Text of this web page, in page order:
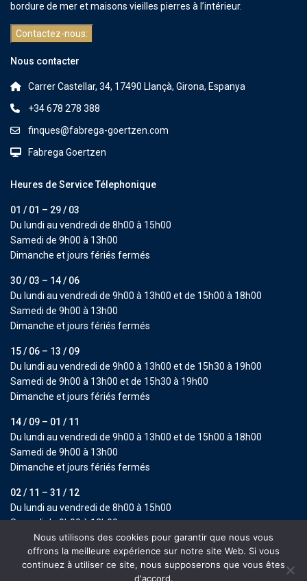
bordure de mer et maisons vieilles pierres à l’intérieur.
Contactez-nous:
Nous contacter
Carrer Castellar, 34, 17490 Llançà, Girona, Espanya
+34 678 278 388
finques@fabrega-goertzen.com
Fabrega Goertzen
Heures de Service Télephonique
01 / 01 – 29 / 03
Du lundi au vendredi de 8h00 à 15h00
Samedi de 9h00 à 13h00
Dimanche et jours fériés fermés
30 / 03 – 14 / 06
Du lundi au vendredi de 9h00 à 13h00 et de 15h00 à 18h00
Samedi de 9h00 à 13h00
Dimanche et jours fériés fermés
15 / 06 – 13 / 09
Du lundi au vendredi de 9h00 à 13h00 et de 15h30 à 19h00
Samedi de 9h00 à 13h00 et de 15h30 à 19h00
Dimanche et jours fériés fermés
14 / 09 – 01 / 11
Du lundi au vendredi de 9h00 à 13h00 et de 15h00 à 18h00
Samedi de 9h00 à 13h00
Dimanche et jours fériés fermés
02 / 11 – 31 / 12
Du lundi au vendredi de 8h00 à 15h00
Samedi de 9h00 à 13h00
Dimanche et jours fériés fermés
Copyright 2025 | Fabrega Goertzen by More Holiday S.L. All Rights
Nous utilisons des cookies pour garantir que nous vous
offrons la meilleure expérience sur notre site Web. Si vous
continuez à utiliser ce site, nous supposerons que vous êtes
d'accord.